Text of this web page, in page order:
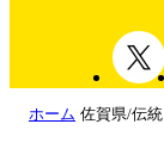
ホーム 佐賀県/伝